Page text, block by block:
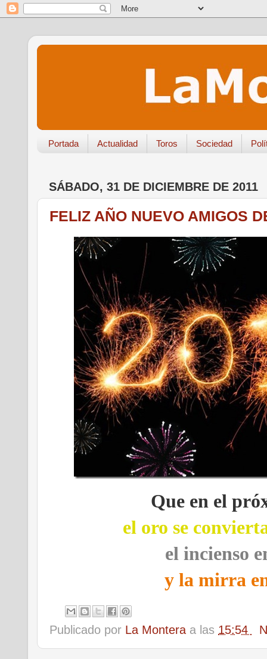
Portada Actualidad Toros Sociedad
SÁBADO, 31 DE DICIEMBRE DE 2011
FELIZ AÑO NUEVO AMIGOS
Que en el
el oro se
el incienso
y la mirra
Publicado por La Montera a las 15:54